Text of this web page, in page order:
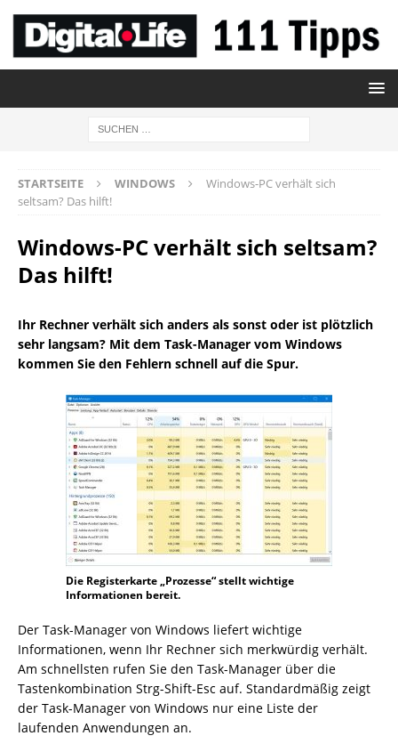
STARTSEITE WINDOWS
Windows-PC verhält sich
seltsam? Das hilft!
Windows-PC verhält sich seltsam?
Das hilft!
Ihr Rechner verhält sich anders als sonst oder ist plötzlich
sehr langsam? Mit dem Task-Manager vom Windows
kommen Sie den Fehlern schnell auf die Spur.
Die Registerkarte „Prozesse“ stellt wichtige
Informationen bereit.
Der Task-Manager von Windows liefert wichtige
Informationen, wenn Ihr Rechner sich merkwürdig verhält.
Am schnellsten rufen Sie den Task-Manager über die
Tastenkombination Strg-Shift-Esc auf. Standardmäßig zeigt
der Task-Manager von Windows nur eine Liste der
laufenden Anwendungen an.